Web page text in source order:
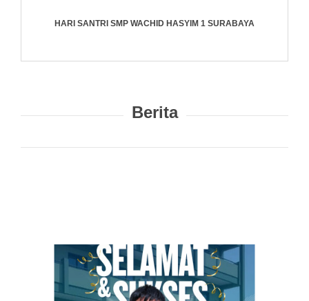
HARI SANTRI SMP WACHID HASYIM 1 SURABAYA
Berita